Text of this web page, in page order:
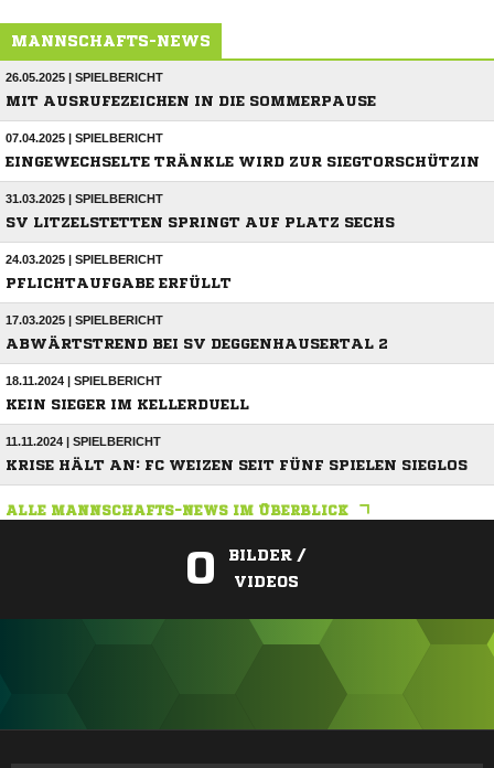
MANNSCHAFTS-NEWS
26.05.2025 | SPIELBERICHT
MIT AUSRUFEZEICHEN IN DIE SOMMERPAUSE
07.04.2025 | SPIELBERICHT
EINGEWECHSELTE TRÄNKLE WIRD ZUR SIEGTORSCHÜTZIN
31.03.2025 | SPIELBERICHT
SV LITZELSTETTEN SPRINGT AUF PLATZ SECHS
24.03.2025 | SPIELBERICHT
PFLICHTAUFGABE ERFÜLLT
17.03.2025 | SPIELBERICHT
ABWÄRTSTREND BEI SV DEGGENHAUSERTAL 2
18.11.2024 | SPIELBERICHT
KEIN SIEGER IM KELLERDUELL
11.11.2024 | SPIELBERICHT
KRISE HÄLT AN: FC WEIZEN SEIT FÜNF SPIELEN SIEGLOS
ALLE MANNSCHAFTS-NEWS IM ÜBERBLICK
0
BILDER /
VIDEOS